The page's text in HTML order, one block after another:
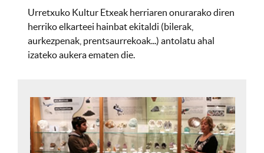
Urretxuko Kultur Etxeak herriaren onurarako diren
herriko elkarteei hainbat ekitaldi (bilerak,
aurkezpenak, prentsaurrekoak...) antolatu ahal
izateko aukera ematen die.